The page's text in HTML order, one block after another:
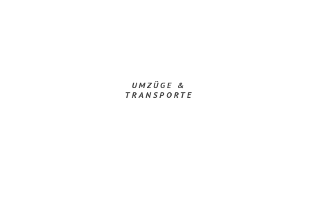
UMZÜGE &
TRANSPORTE